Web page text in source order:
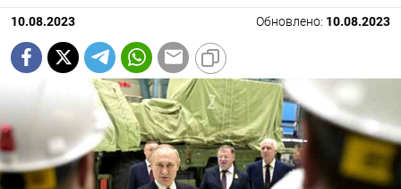
10.08.2023 Обновлено: 10.08.2023